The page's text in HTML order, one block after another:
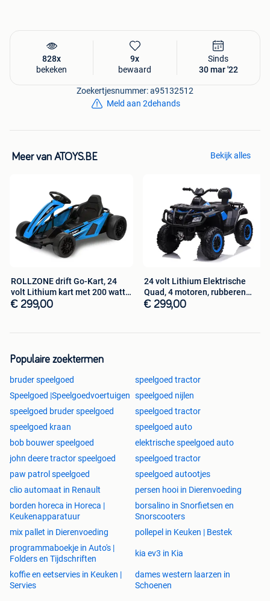
828x
bekeken
9x
bewaard
Sinds
30 mar '22
Zoekertjesnummer: a95132512
Meld aan 2dehands
Meer van ATOYS.BE Bekijk alles
ROLLZONE drift Go-Kart, 24
volt Lithium kart met 200 watt
mo
€ 299,00
24 volt Lithium Elektrische
Quad, 4 motoren, rubberen
banden
€ 299,00
Populaire zoektermen
bruder speelgoed
speelgoed tractor
Speelgoed |Speelgoedvoertuigen speelgoed nijlen
speelgoed bruder speelgoed
speelgoed tractor
speelgoed kraan
speelgoed auto
bob bouwer speelgoed
elektrische speelgoed auto
john deere tractor speelgoed
speelgoed tractor
paw patrol speelgoed
speelgoed autootjes
clio automaat in Renault
persen hooi in Dierenvoeding
borden horeca in Horeca |
Keukenapparatuur
borsalino in Snorfietsen en
Snorscooters
mix pallet in Dierenvoeding
pollepel in Keuken | Bestek
programmaboekje in Auto's |
Folders en Tijdschriften
kia ev3 in Kia
koffie en eetservies in Keuken |
Servies
dames western laarzen in
Schoenen